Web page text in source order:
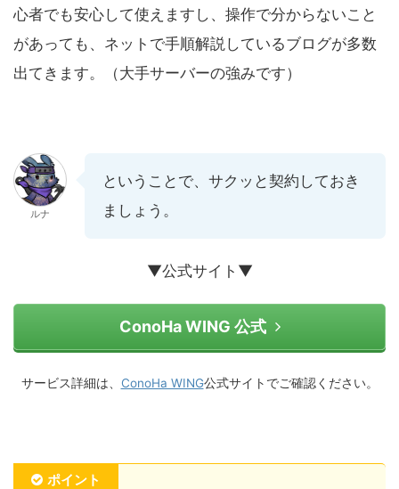
心者でも安心して使えますし、操作で分からないこと
があっても、ネットで手順解説しているブログが多数
出てきます。（大手サーバーの強みです）
ルナ
ということで、サクッと契約しておき
ましょう。
▼公式サイト▼
ConoHa WING 公式
サービス詳細は、 ConoHa WING公式サイトでご確認ください。
ポイント